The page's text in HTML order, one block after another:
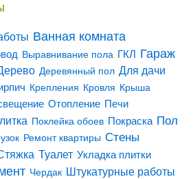
Ванная комната
Выравнивание пола ГКЛ Гараж
Деревянный пол Для дачи
Крепления Кровля Крыша
Отопление Печи
Поклейка обоев Покраска Пол
Ремонт квартиры Стены
Туалет Укладка плитки
Чердак Штукатурные работы